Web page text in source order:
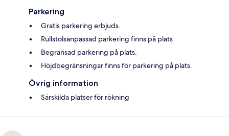
Parkering
Gratis parkering erbjuds.
Rullstolsanpassad parkering finns på plats
Begränsad parkering på plats.
Höjdbegränsningar finns för parkering på plats.
Övrig information
Särskilda platser för rökning